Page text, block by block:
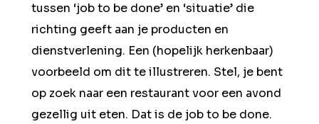
tussen ‘job to be done’ en ‘situatie’ die
richting geeft aan je producten en
dienstverlening. Een (hopelijk herkenbaar)
voorbeeld om dit te illustreren. Stel, je bent
op zoek naar een restaurant voor een avond
gezellig uit eten. Dat is de job to be done.